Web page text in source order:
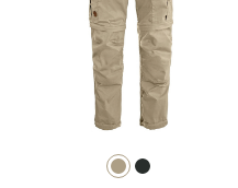
컬
컬